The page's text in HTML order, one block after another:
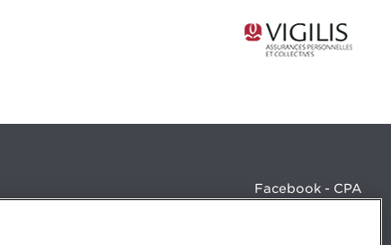
Facebook - CPA